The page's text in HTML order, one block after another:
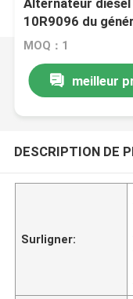
Alternateur
10R9096 du
MOQ：1
meilleur
DESCRIPTION DE
Surligner: